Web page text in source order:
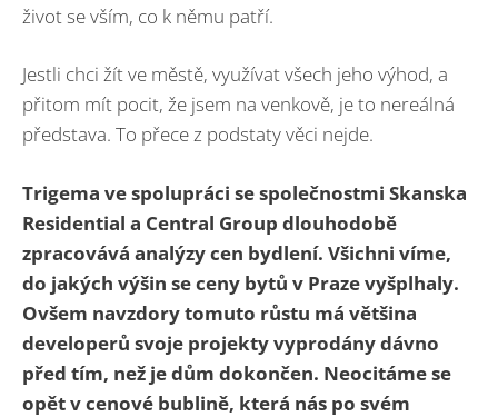
život se vším, co k němu patří.
Jestli chci žít ve městě, využívat všech jeho výhod, a
přitom mít pocit, že jsem na venkově, je to nereálná
představa. To přece z podstaty věci nejde.
Trigema ve spolupráci se společnostmi Skanska
Residential a Central Group dlouhodobě
zpracovává analýzy cen bydlení. Všichni víme,
do jakých výšin se ceny bytů v Praze vyšplhaly.
Ovšem navzdory tomuto růstu má většina
developerů svoje projekty vyprodány dávno
před tím, než je dům dokončen. Neocitáme se
opět v cenové bublině, která nás po svém